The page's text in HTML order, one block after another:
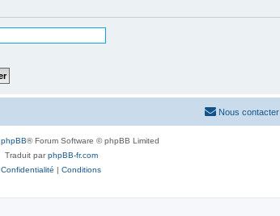
Nous contacter
phpBB® Forum Software © phpBB Limited
Traduit parphpBB-fr.com
Confidentialité | Conditions